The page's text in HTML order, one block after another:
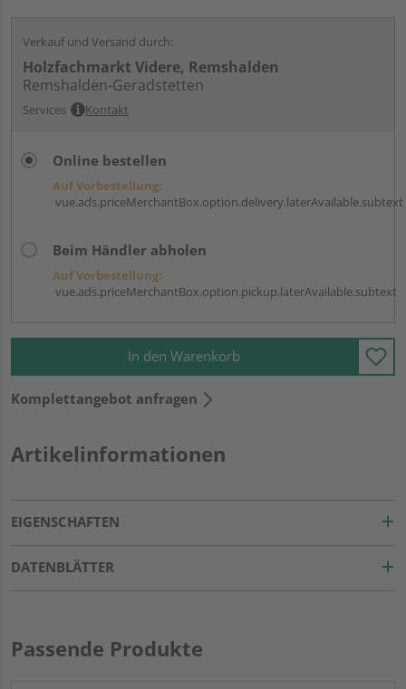
Verkauf und Versand durch:
Holzfachmarkt Videre, Remshalden
Remshalden-Geradstetten
Services Kontakt
Online bestellen
Auf Vorbestellung:
vue.ads.priceMerchantBox.option.delivery.laterAvailable.subtext
Beim Händler abholen
Auf Vorbestellung:
vue.ads.priceMerchantBox.option.pickup.laterAvailable.subtext
In den Warenkorb
Komplettangebot anfragen
Artikelinformationen
EIGENSCHAFTEN
DATENBLÄTTER
Passende Produkte